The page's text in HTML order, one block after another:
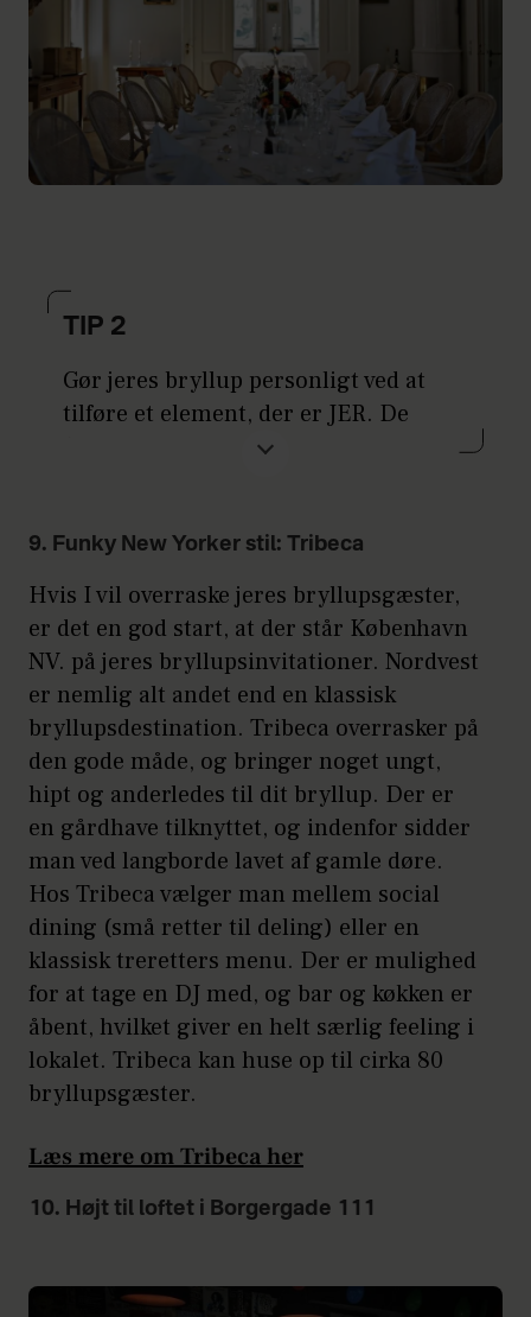
TIP 2
Gør jeres bryllup personligt ved at
tilføre et element, der er JER. De
fleste steder er helt med på, at et
fotoboks i hjørnet eller lanterner, der
sendes afsted ud i den mørke
nattehimmel som et symbol på
kærlighed.
9. Funky New Yorker stil: Tribeca
Hvis I vil overraske jeres bryllupsgæster,
er det en god start, at der står København
NV. på jeres bryllupsinvitationer. Nordvest
er nemlig alt andet end en klassisk
bryllupsdestination. Tribeca overrasker på
den gode måde, og bringer noget ungt,
hipt og anderledes til dit bryllup. Der er
en gårdhave tilknyttet, og indenfor sidder
man ved langborde lavet af gamle døre.
Hos Tribeca vælger man mellem social
dining (små retter til deling) eller en
klassisk treretters menu. Der er mulighed
for at tage en DJ med, og bar og køkken er
åbent, hvilket giver en helt særlig feeling i
lokalet. Tribeca kan huse op til cirka 80
bryllupsgæster.
Læs mere om Tribeca her
10. Højt til loftet i Borgergade 111